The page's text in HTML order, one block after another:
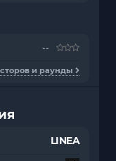
--
и раунды
LINEA